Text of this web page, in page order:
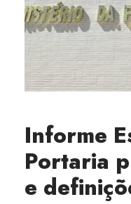
Informe
Portaria
e